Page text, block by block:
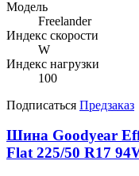
Модель
Freelander
Индекс скорости
W
Индекс нагрузки
100
Подписаться Предзаказ
Шина Goodyear
Flat 225/50 R17